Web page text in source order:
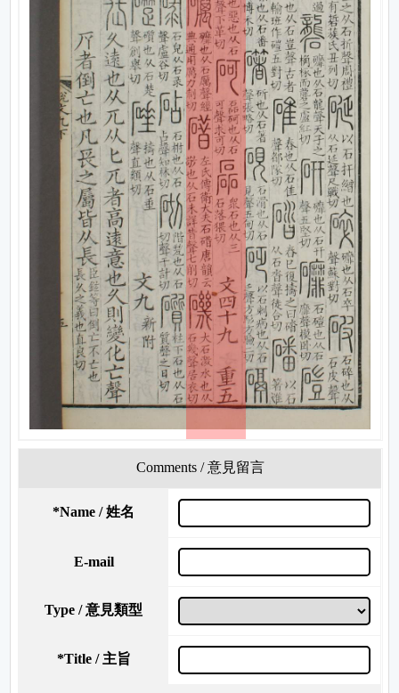
Comments / 意見留言
*Name / 姓名
E-mail
Type / 意見類型
*Title / 主旨